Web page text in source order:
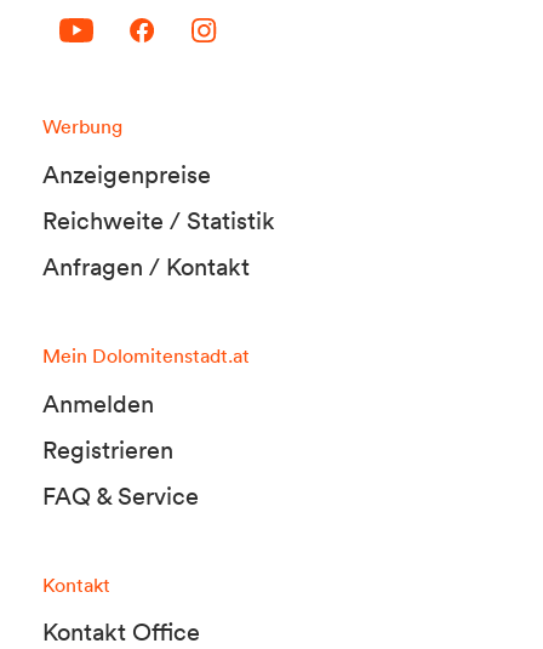
Werbung
Anzeigenpreise
Reichweite / Statistik
Anfragen / Kontakt
Mein Dolomitenstadt.at
Anmelden
Registrieren
FAQ & Service
Kontakt
Kontakt Office